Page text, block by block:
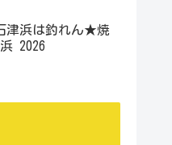
津浜は釣れん★焼
2026